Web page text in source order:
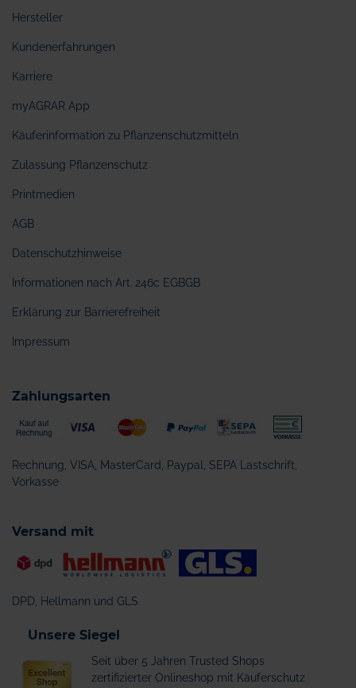
Hersteller
Kundenerfahrungen
Karriere
myAGRAR App
Käuferinformation zu Pflanzenschutzmitteln
Zulassung Pflanzenschutz
Printmedien
AGB
Datenschutzhinweise
Informationen nach Art. 246c EGBGB
Erklärung zur Barrierefreiheit
Impressum
Zahlungsarten
Rechnung, VISA, MasterCard, Paypal, SEPA Lastschrift,
Vorkasse
Versand mit
DPD, Hellmann und GLS
Unsere Siegel
Seit über 5 Jahren Trusted Shops
zertifizierter Onlineshop mit Käuferschutz